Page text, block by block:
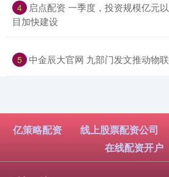
4
启点配资 一季度，投资规模亿元
目加快建设
5 中金辰大官网 九部门发文推动物
亿策略配资 线上股票配资公司
在线配资开户